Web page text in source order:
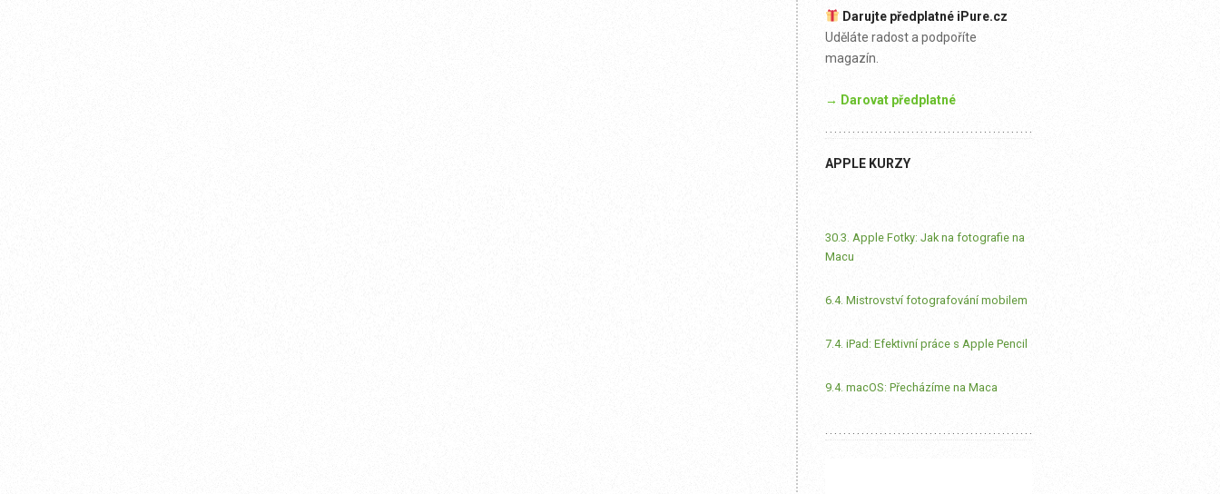
Darujte předplatné iPure.cz
Uděláte radost a podpoříte
magazín.
→ Darovat předplatné
APPLE KURZY
30.3. Apple Fotky: Jak na fotografie na
Macu
6.4. Mistrovství fotografování mobilem
7.4. iPad: Efektivní práce s Apple Pencil
9.4. macOS: Přecházíme na Maca